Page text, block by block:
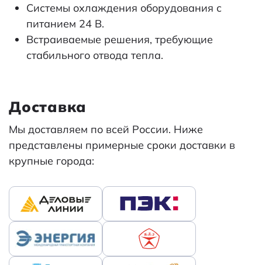
Системы охлаждения оборудования с
питанием 24 В.
Встраиваемые решения, требующие
стабильного отвода тепла.
Доставка
Мы доставляем по всей России. Ниже
представлены примерные сроки доставки в
крупные города: